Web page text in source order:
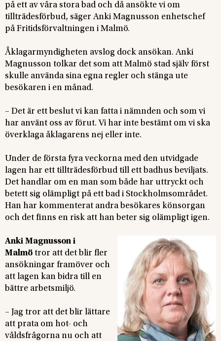
på ett av våra stora bad och då ansökte vi om
tillträdesförbud, säger Anki Magnusson enhetschef
på Fritidsförvaltningen i Malmö.
Åklagarmyndigheten avslog dock ansökan. Anki
Magnusson tolkar det som att Malmö stad själv först
skulle använda sina egna regler och stänga ute
besökaren i en månad.
– Det är ett beslut vi kan fatta i nämnden och som vi
har använt oss av förut. Vi har inte bestämt om vi ska
överklaga åklagarens nej eller inte.
Under de första fyra veckorna med den utvidgade
lagen har ett tillträdesförbud till ett badhus beviljats.
Det handlar om en man som både har uttryckt och
betett sig olämpligt på ett bad i Stockholmsområdet.
Han har kommenterat andra besökares könsorgan
och det finns en risk att han beter sig olämpligt igen.
Anki Magnusson i
Malmö tror att det blir fler
ansökningar framöver och
att lagen kan bidra till en
bättre arbetsmiljö.
– Jag tror att det blir lättare
att prata om hot- och
våldsfrågorna nu och att